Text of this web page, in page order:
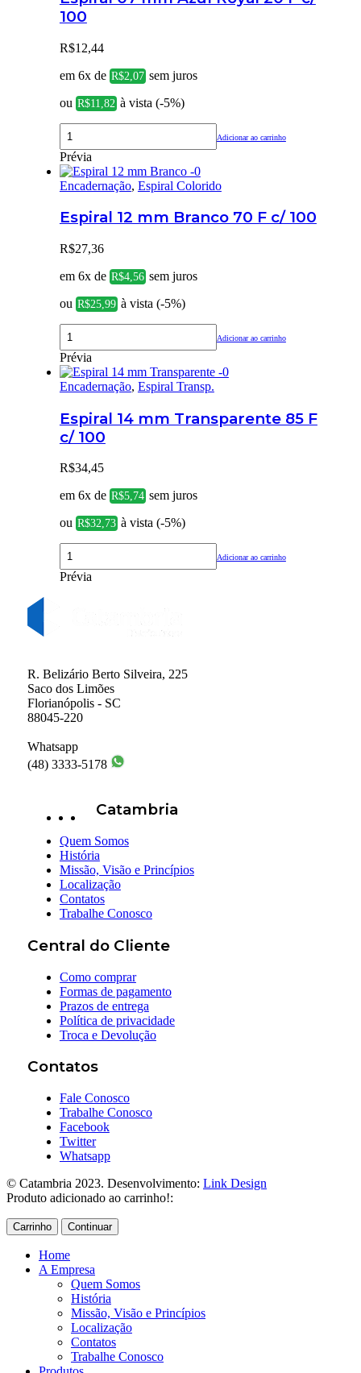
100
R$12,44
em 6x de R$2,07 sem juros
ou R$11,82 à vista (-5%)
Adicionar ao carrinho
Prévia
Encadernação, Espiral Colorido
Espiral 12 mm Branco 70 F c/ 100
R$27,36
em 6x de R$4,56 sem juros
ou R$25,99 à vista (-5%)
Adicionar ao carrinho
Prévia
Encadernação, Espiral Transp.
Espiral 14 mm Transparente 85 F
c/ 100
R$34,45
em 6x de R$5,74 sem juros
ou R$32,73 à vista (-5%)
Adicionar ao carrinho
Prévia
R. Belizário Berto Silveira, 225
Saco dos Limões
Florianópolis - SC
88045-220
Whatsapp
(48) 3333-5178
Catambria
Quem Somos
História
Missão, Visão e Princípios
Localização
Contatos
Trabalhe Conosco
Central do Cliente
Como comprar
Formas de pagamento
Prazos de entrega
Política de privacidade
Troca e Devolução
Contatos
Fale Conosco
Trabalhe Conosco
Facebook
Twitter
Whatsapp
© Catambria 2023. Desenvolvimento: Link Design
Produto adicionado ao carrinho!:
Carrinho Continuar
Home
A Empresa
Quem Somos
História
Missão, Visão e Princípios
Localização
Contatos
Trabalhe Conosco